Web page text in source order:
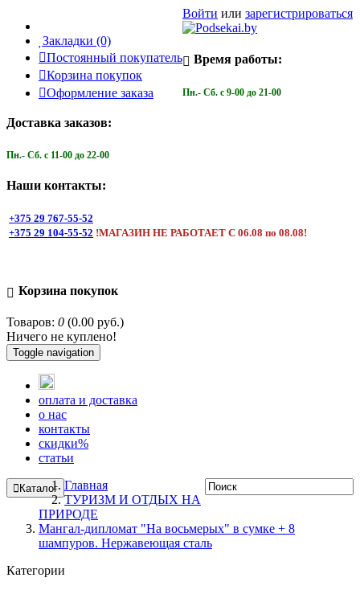
Закладки (0)
Постоянный покупатель
Корзина покупок
Оформление заказа
Войти или зарегистрироваться
Время работы:
Пн.- Cб. с 9-00 до 21-00
Доставка заказов:
Пн.- Cб. с 11-00 до 22-00
Наши контакты:
+375 29 767-55-52
+375 29 104-55-52 !МАГАЗИН НЕ РАБОТАЕТ С 06.08 по 08.08!
Корзина покупок
Товаров: 0 (0.00 руб.)
Ничего не куплено!
Toggle navigation
оплата и доставка
о нас
контакты
скидки%
статьи
Каталог Главная
ТУРИЗМ И ОТДЫХ НА
ПРИРОДЕ
Мангал-дипломат "На восьмерых" в сумке + 8
шампуров. Нержавеющая сталь
Категории